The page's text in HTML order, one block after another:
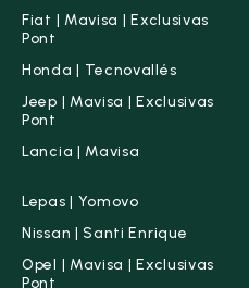
Fiat | Mavisa | Exclusivas
Pont
Honda | Tecnovallés
Jeep | Mavisa | Exclusivas
Pont
Lancia | Mavisa
Lepas | Yomovo
Nissan | Santi Enrique
Opel | Mavisa | Exclusivas
Pont